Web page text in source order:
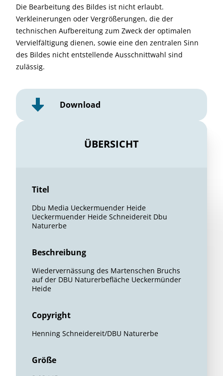
Die Bearbeitung des Bildes ist nicht erlaubt.
Verkleinerungen oder Vergrößerungen, die der
technischen Aufbereitung zum Zweck der optimalen
Vervielfältigung dienen, sowie eine den zentralen Sinn
des Bildes nicht entstellende Ausschnittwahl sind
zulässig.
Download
ÜBERSICHT
Titel
Dbu Media Ueckermuender Heide
Ueckermuender Heide Schneidereit Dbu
Naturerbe
Beschreibung
Wiedervernässung des Martenschen Bruchs
auf der DBU Naturerbefläche Ueckermünder
Heide
Copyright
Henning Schneidereit/DBU Naturerbe
Größe